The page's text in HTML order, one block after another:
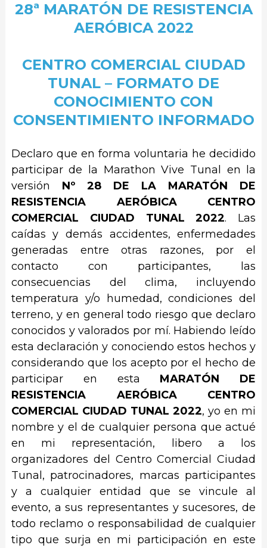
28ª MARATÓN DE RESISTENCIA
AERÓBICA 2022
CENTRO COMERCIAL CIUDAD
TUNAL – FORMATO DE
CONOCIMIENTO CON
CONSENTIMIENTO INFORMADO
Declaro que en forma voluntaria he decidido
participar de la Marathon Vive Tunal en la
versión Nº 28 DE LA MARATÓN DE
RESISTENCIA AERÓBICA CENTRO
COMERCIAL CIUDAD TUNAL 2022. Las
caídas y demás accidentes, enfermedades
generadas entre otras razones, por el
contacto con participantes, las
consecuencias del clima, incluyendo
temperatura y/o humedad, condiciones del
terreno, y en general todo riesgo que declaro
conocidos y valorados por mí. Habiendo leído
esta declaración y conociendo estos hechos y
considerando que los acepto por el hecho de
participar en esta MARATÓN DE
RESISTENCIA AERÓBICA CENTRO
COMERCIAL CIUDAD TUNAL 2022, yo en mi
nombre y el de cualquier persona que actué
en mi representación, libero a los
organizadores del Centro Comercial Ciudad
Tunal, patrocinadores, marcas participantes
y a cualquier entidad que se vincule al
evento, a sus representantes y sucesores, de
todo reclamo o responsabilidad de cualquier
tipo que surja en mi participación en este